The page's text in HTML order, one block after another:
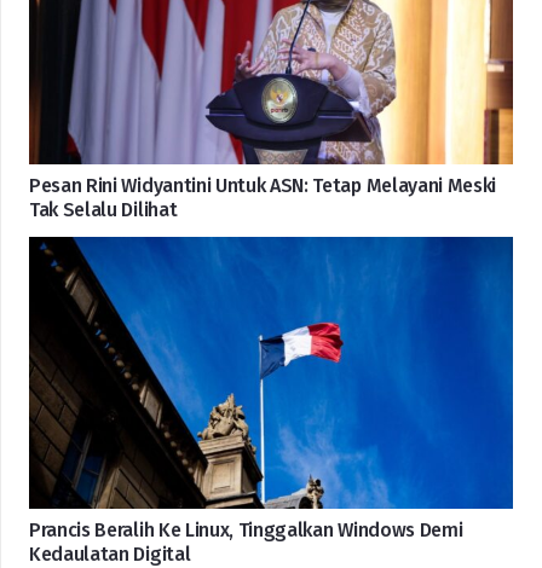
Pesan Rini Widyantini Untuk ASN: Tetap Melayani Meski
Tak Selalu Dilihat
Prancis Beralih Ke Linux, Tinggalkan Windows Demi
Kedaulatan Digital